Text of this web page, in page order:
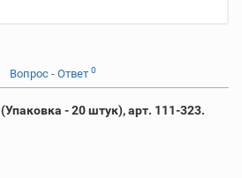
Вопрос - Ответ 0
- 20 штук), арт. 111-323.